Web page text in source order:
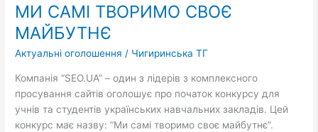
МИ САМІ ТВОРИМО СВОЄ
МАЙБУТНЄ
Актуальні оголошення / Чигиринська ТГ
Компанія “SEO.UA” – один з лідерів з комплексного
просування сайтів оголошує про початок конкурсу для
учнів та студентів українських навчальних закладів. Цей
конкурс має назву: “Ми самі творимо своє майбутнє”.
МИ
САМІ
ТВОРИМО
СВОЄ